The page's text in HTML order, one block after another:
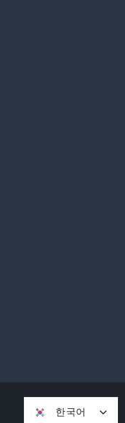
한국어
한국어